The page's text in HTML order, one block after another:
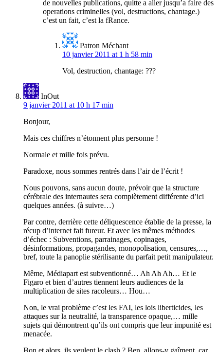
de nouvelles publications, quitte a aller jusqu’a faire des
operations criminelles (vol, destructions, chantage.)
c’est un fait, c’est la fRance.
Patron Méchant
10 janvier 2011 at 1 h 58 min
Vol, destruction, chantage: ???
InOut
9 janvier 2011 at 10 h 17 min
Bonjour,
Mais ces chiffres n’étonnent plus personne !
Normale et mille fois prévu.
Paradoxe, nous sommes rentrés dans l’air de l’écrit !
Nous pouvons, sans aucun doute, prévoir que la structure
cérébrale des internautes sera complètement différente d’ici
quelques années. (à suivre…)
Par contre, derrière cette déliquescence établie de la presse, la
récup d’internet fait fureur. Et avec les mêmes méthodes
d’échec : Subventions, parrainages, copinages,
désinformations, propagandes, monopolisation, censures,…,
bref, toute la panoplie stérilisante du parfait petit manipulateur.
Même, Médiapart est subventionné… Ah Ah Ah… Et le
Figaro et bien d’autres tiennent leurs audiences de la
multiplication de sites racoleurs… Hou…
Non, le vrai problème c’est les FAI, les lois liberticides, les
attaques sur la neutralité, la transparence opaque,… mille
sujets qui démontrent qu’ils ont compris que leur impunité est
menacée.